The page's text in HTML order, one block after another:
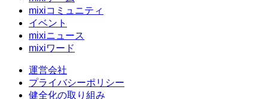
mixiコミュニティ
イベント
mixiニュース
mixiワード
運営会社
プライバシーポリシー
健全化の取り組み